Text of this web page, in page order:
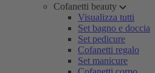
Cofanetti beauty
Visualizza tutti
Set bagno e doccia
Set pedicure
Cofanetti regalo
Set manicure